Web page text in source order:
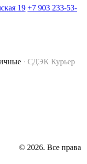
19 +7 903 233-53-
· СДЭК Курьер
© 2026. Все права